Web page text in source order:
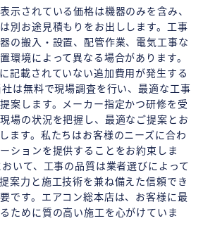
示されている価格は機器のみを含み、
別お途見積もりをお出しします。工事
の搬入・設置、配管作業、電気工事な
環境によって異なる場合があります。
記載されていない追加費用が発生する
は無料で現場調査を行い、最適な工事
案します。メーカー指定かつ研修を受
場の状況を把握し、最適なご提案とお
ます。私たちはお客様のニーズに合わ
ションを提供することをお約束しま
いて、工事の品質は業者選びによって
案力と施工技術を兼ね備えた信頼でき
です。エアコン総本店は、お客様に最
ために質の高い施工を心がけていま